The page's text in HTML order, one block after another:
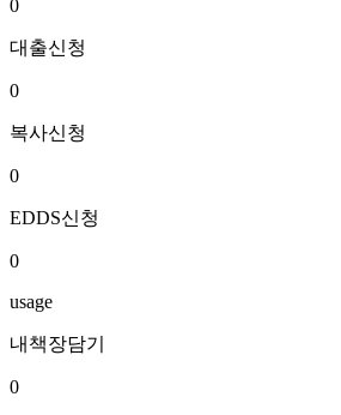
0
대출신청
0
복사신청
0
EDDS신청
0
usage
내책장담기
0